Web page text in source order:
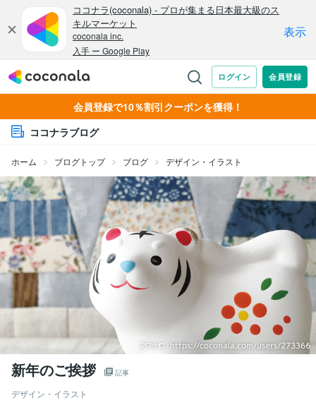
会員登録で10％割引クーポンを獲得！
ココナラブログ
ホーム ブログトップ ブログ デザイン・イラスト
新年のご挨拶 記事
デザイン・イラスト